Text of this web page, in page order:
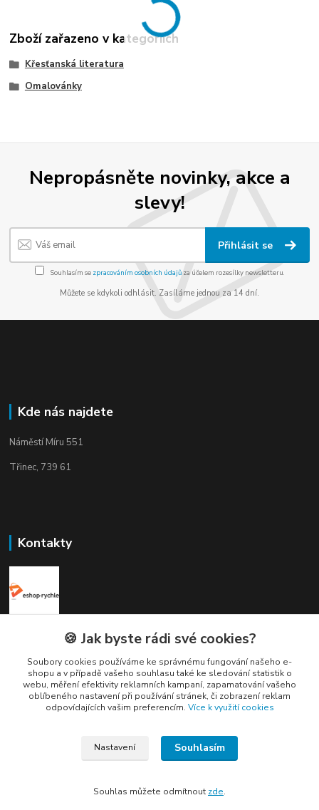
Zboží zařazeno v kategoriích
Křesťanská literatura
Omalovánky
Nepropásněte novinky, akce a
slevy!
Přihlásit se
Souhlasím se zpracováním osobních údajůza účelem rozesílky newsletteru.
Můžete se kdykoli odhlásit. Zasíláme jednou za 14 dní.
Kde nás najdete
Náměstí Míru 551
Třinec, 739 61
Kontakty
Petr Nedvídek
+420 775688827 +420 737670415
(Po-Pá, 9-16 hod.)
🍪 Jak byste rádi své cookies?
Soubory cookies používáme ke správnému fungování našeho e-
shopu a v případě vašeho souhlasu také ke sledování statistik o
webu, měření efektivity reklamních kampaní, zapamatování vašeho
oblíbeného nastavení při používání stránek, či zobrazení reklam
odpovídajících vašim preferencím. Více k využití cookies
Nastavení Souhlasím
Souhlas můžete odmítnout zde.